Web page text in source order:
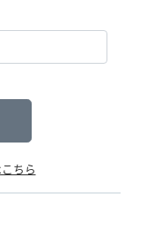
ちら